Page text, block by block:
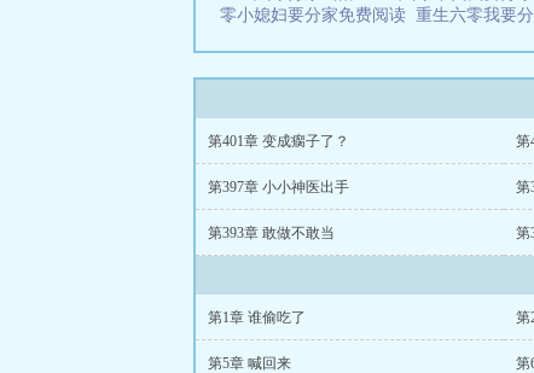
零小媳妇要分家免费阅读 重生六零我要
第401章 变成瘸子了？ 第
第397章 小小神医出手 第
第393章 敢做不敢当 第
第1章 谁偷吃了 第
第5章 喊回来 第